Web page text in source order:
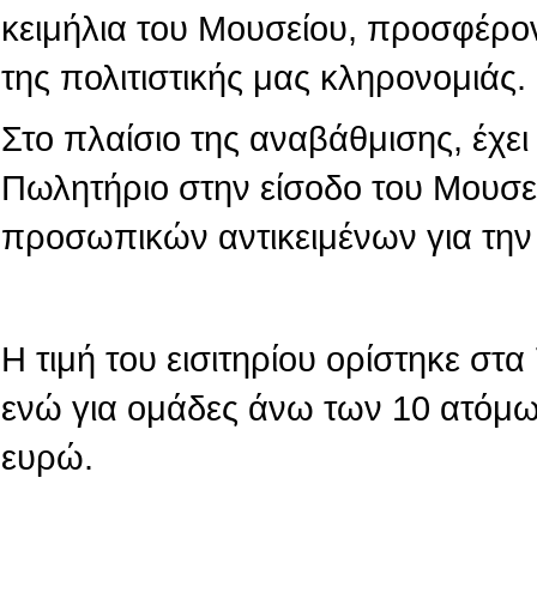
κειμήλια του Μουσείου,
της πολιτιστικής μας κληρονομιάς.
Στο πλαίσιο της αναβάθμισης,
Πωλητήριο στην είσοδο του
προσωπικών αντικειμένων για
Η τιμή του εισιτηρίου ορίστηκε
ενώ για ομάδες άνω των 10
ευρώ.